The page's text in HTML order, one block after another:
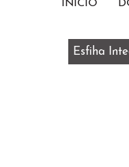
INÍCIO
Esfiha